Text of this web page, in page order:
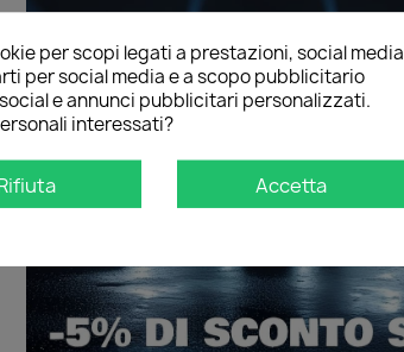
per scopi legati a prestazioni, social media
per social media e a scopo pubblicitario
e annunci pubblicitari personalizzati.
interessati?
Accetta